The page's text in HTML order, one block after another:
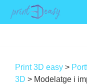
Print 3D easy >
3D > Modelatge i